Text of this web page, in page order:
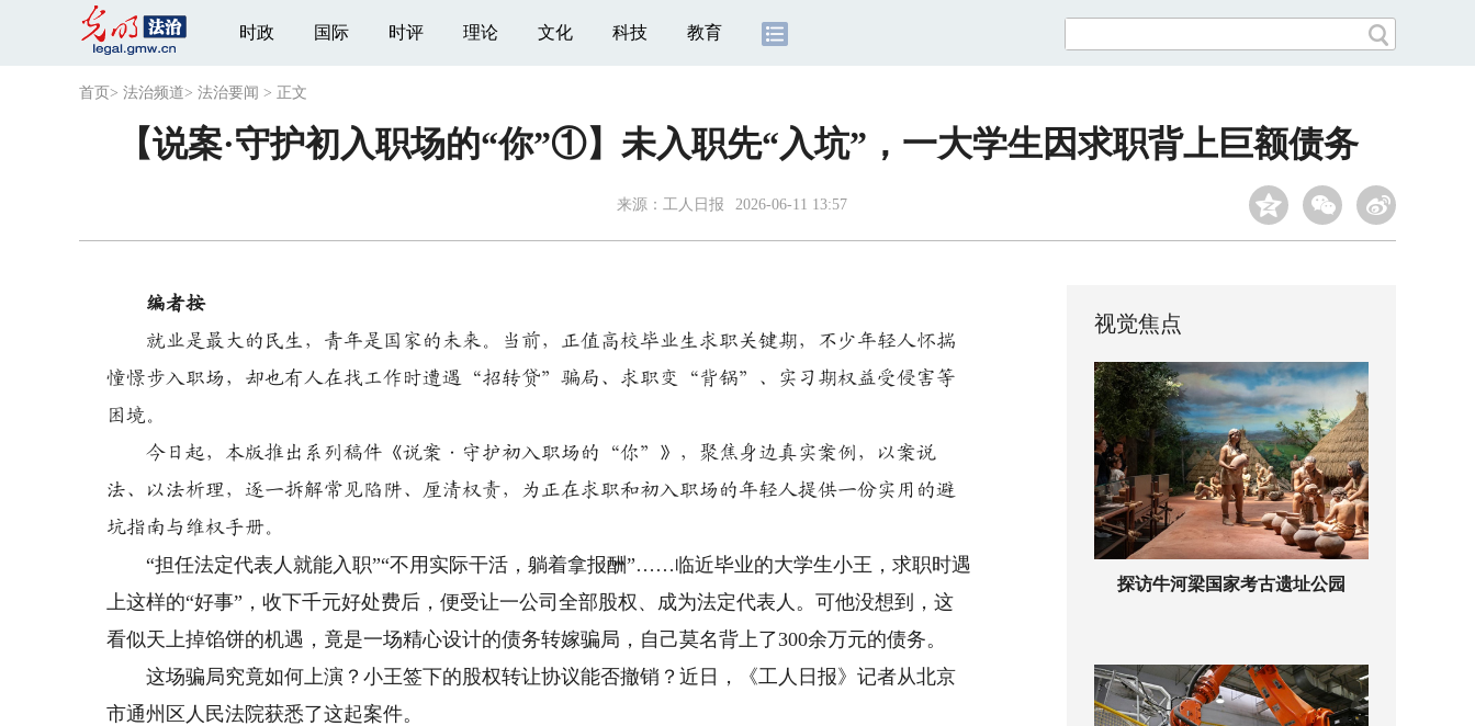
时政 国际 时评 理论 文化 科技 教育
首页 > 法治频道> 法治要闻 > 正文
【说案·守护初入职场的“你”①】未入职先“入坑”，一大学生因求职背上巨额债务
来源： 工人日报 2026-06-11 13:57
编者按
就业是最大的民生，青年是国家的未来。当前，正值高校毕业生求职关键期，不少年轻人怀揣
憧憬步入职场，却也有人在找工作时遭遇“招转贷”骗局、求职变“背锅”、实习期权益受侵害等
困境。
今日起，本版推出系列稿件《说案·守护初入职场的“你”》，聚焦身边真实案例，以案说
法、以法析理，逐一拆解常见陷阱、厘清权责，为正在求职和初入职场的年轻人提供一份实用的避
坑指南与维权手册。
“担任法定代表人就能入职”“不用实际干活，躺着拿报酬”……临近毕业的大学生小王，求职时遇
上这样的“好事”，收下千元好处费后，便受让一公司全部股权、成为法定代表人。可他没想到，这
看似天上掉馅饼的机遇，竟是一场精心设计的债务转嫁骗局，自己莫名背上了300余万元的债务。
这场骗局究竟如何上演？小王签下的股权转让协议能否撤销？近日，《工人日报》记者从北京
市通州区人民法院获悉了这起案件。
视觉焦点
探访牛河梁国家考古遗址公园